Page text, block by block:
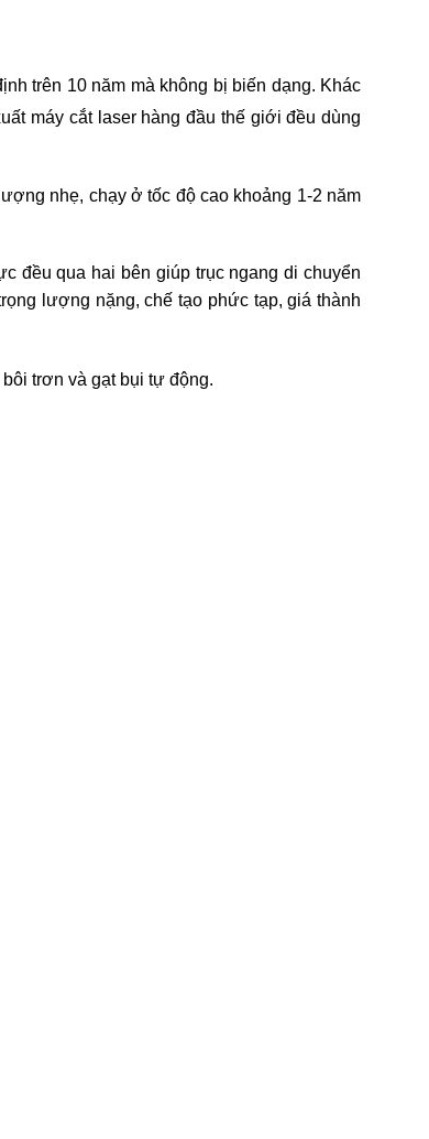
trên 10 năm mà không bị biến dạng. Khác
máy cắt laser hàng đầu thế giới đều dùng
nhẹ, chạy ở tốc độ cao khoảng 1-2 năm
đều qua hai bên giúp trục ngang di chuyển
lượng nặng, chế tạo phức tạp, giá thành
trơn và gạt bụi tự động.